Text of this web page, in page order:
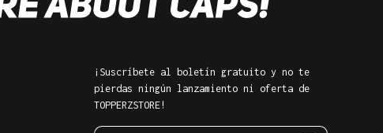
¡Suscríbete al boletín gratuito y no te
pierdas ningún lanzamiento ni oferta de
TOPPERZSTORE!